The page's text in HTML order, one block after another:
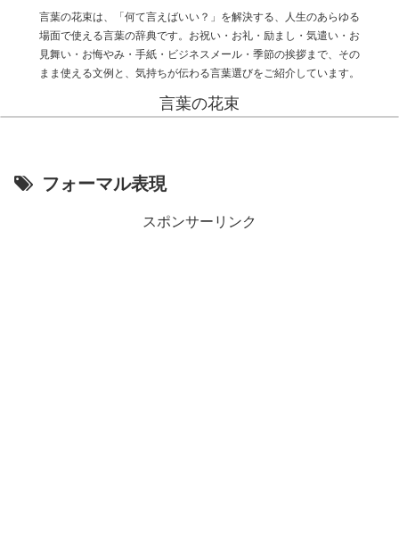
言葉の花束は、「何て言えばいい？」を解決する、人生のあらゆる
場面で使える言葉の辞典です。お祝い・お礼・励まし・気遣い・お
見舞い・お悔やみ・手紙・ビジネスメール・季節の挨拶まで、その
まま使える文例と、気持ちが伝わる言葉選びをご紹介しています。
言葉の花束
フォーマル表現
スポンサーリンク